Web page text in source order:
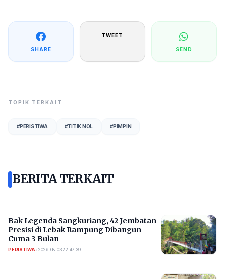
SHARE
TWEET
SEND
TOPIK TERKAIT
#PERISTIWA #TITIK NOL #PIMPIN
BERITA TERKAIT
Bak Legenda Sangkuriang, 42 Jembatan
Presisi di Lebak Rampung Dibangun
Cuma 3 Bulan
PERISTIWA• 2026-08-03 22:47:39